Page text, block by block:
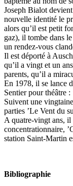
Joseph Bialot
nouvelle identité le
alors qu’il est petit
gaz), il tombe dans
un rendez-vous
Il est déporté à
qu’il a vingt et un
parents, qu’il a
En 1978, il se lance
Sentier pour théâtre :
Suivent une
parties ’Le Vent du
A quatre-vingt ans, il
concentrationnaire,
station Saint-Martin
Bibliographie